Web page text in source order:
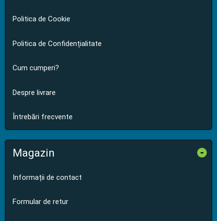
Politica de Cookie
Politica de Confidențialitate
Cum cumperi?
Despre livrare
Întrebări frecvente
Magazin -
Informații de contact
Formular de retur